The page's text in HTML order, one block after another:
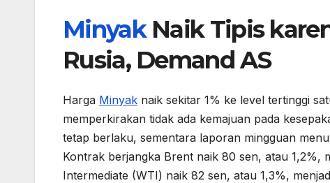
MinyakNaik Tipis
Rusia, Demand AS
Harga Minyak naik sekitar 1% ke level tertinggi
memperkirakan tidak ada kemajuan pada
tetap berlaku, sementara laporan mingguan
Kontrak berjangka Brent naik 80 sen, atau 1,2%,
Intermediate (WTI) naik 82 sen, atau 1,3%,